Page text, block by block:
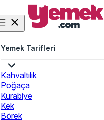
Yemek Tarifleri
Kahvaltılık
Poğaça
Kurabiye
Kek
Börek